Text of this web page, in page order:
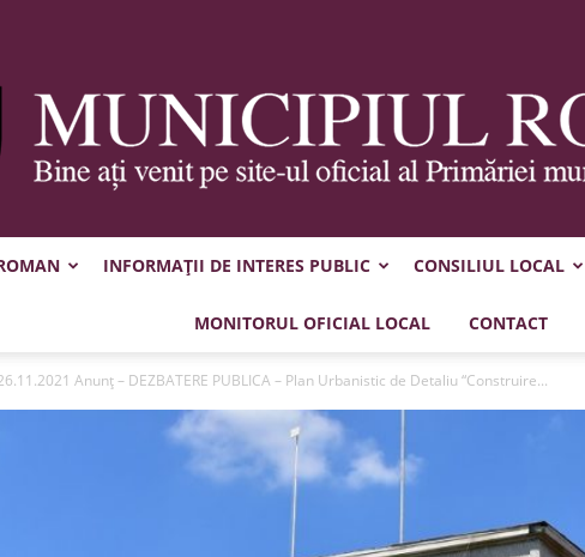
Municipiul
INFORMAȚII DE INTERES PUBLIC CONSILIUL LOCAL
MONITORUL OFICIAL LOCAL CONTACT
Anunț – DEZBATERE PUBLICA – Plan Urbanistic de Detaliu “Construire...